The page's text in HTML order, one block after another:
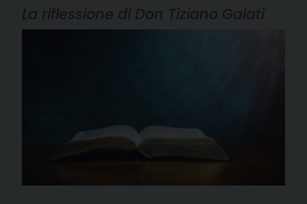
La riflessione di Don Tiziano Galati